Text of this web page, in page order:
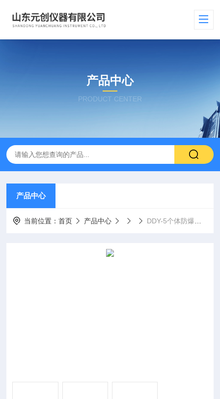
产品中心
PRODUCT CENTER
产品中心
当前位置：首页 产品中心 DDY-5个体防爆大气采样器